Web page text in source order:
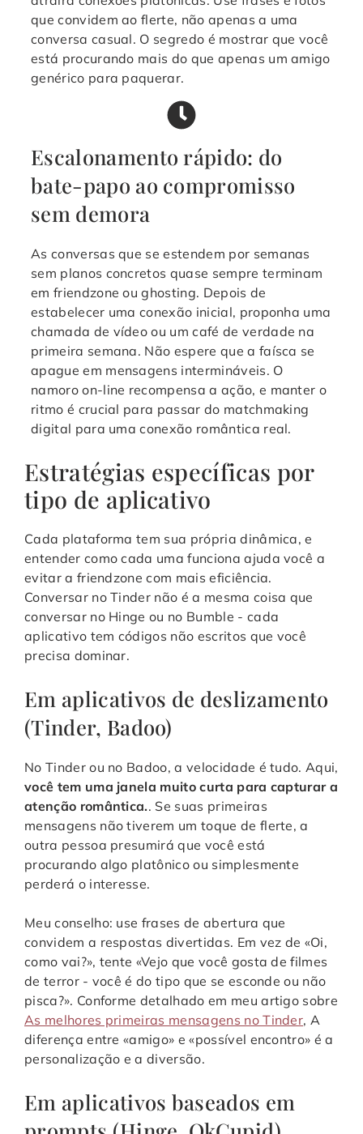
que convidem ao flerte, não apenas a uma
conversa casual. O segredo é mostrar que você
está procurando mais do que apenas um amigo
genérico para paquerar.
Escalonamento rápido: do
bate-papo ao compromisso
sem demora
As conversas que se estendem por semanas
sem planos concretos quase sempre terminam
em friendzone ou ghosting. Depois de
estabelecer uma conexão inicial, proponha uma
chamada de vídeo ou um café de verdade na
primeira semana. Não espere que a faísca se
apague em mensagens intermináveis. O
namoro on-line recompensa a ação, e manter o
ritmo é crucial para passar do matchmaking
digital para uma conexão romântica real.
Estratégias específicas por
tipo de aplicativo
Cada plataforma tem sua própria dinâmica, e
entender como cada uma funciona ajuda você a
evitar a friendzone com mais eficiência.
Conversar no Tinder não é a mesma coisa que
conversar no Hinge ou no Bumble - cada
aplicativo tem códigos não escritos que você
precisa dominar.
Em aplicativos de deslizamento
(Tinder, Badoo)
No Tinder ou no Badoo, a velocidade é tudo. Aqui,
você tem uma janela muito curta para capturar a
atenção romântica.. Se suas primeiras
mensagens não tiverem um toque de flerte, a
outra pessoa presumirá que você está
procurando algo platônico ou simplesmente
perderá o interesse.
Meu conselho: use frases de abertura que
convidem a respostas divertidas. Em vez de «Oi,
como vai?», tente «Vejo que você gosta de filmes
de terror - você é do tipo que se esconde ou não
pisca?». Conforme detalhado em meu artigo sobre
As melhores primeiras mensagens no Tinder, A
diferença entre «amigo» e «possível encontro» é a
personalização e a diversão.
Em aplicativos baseados em